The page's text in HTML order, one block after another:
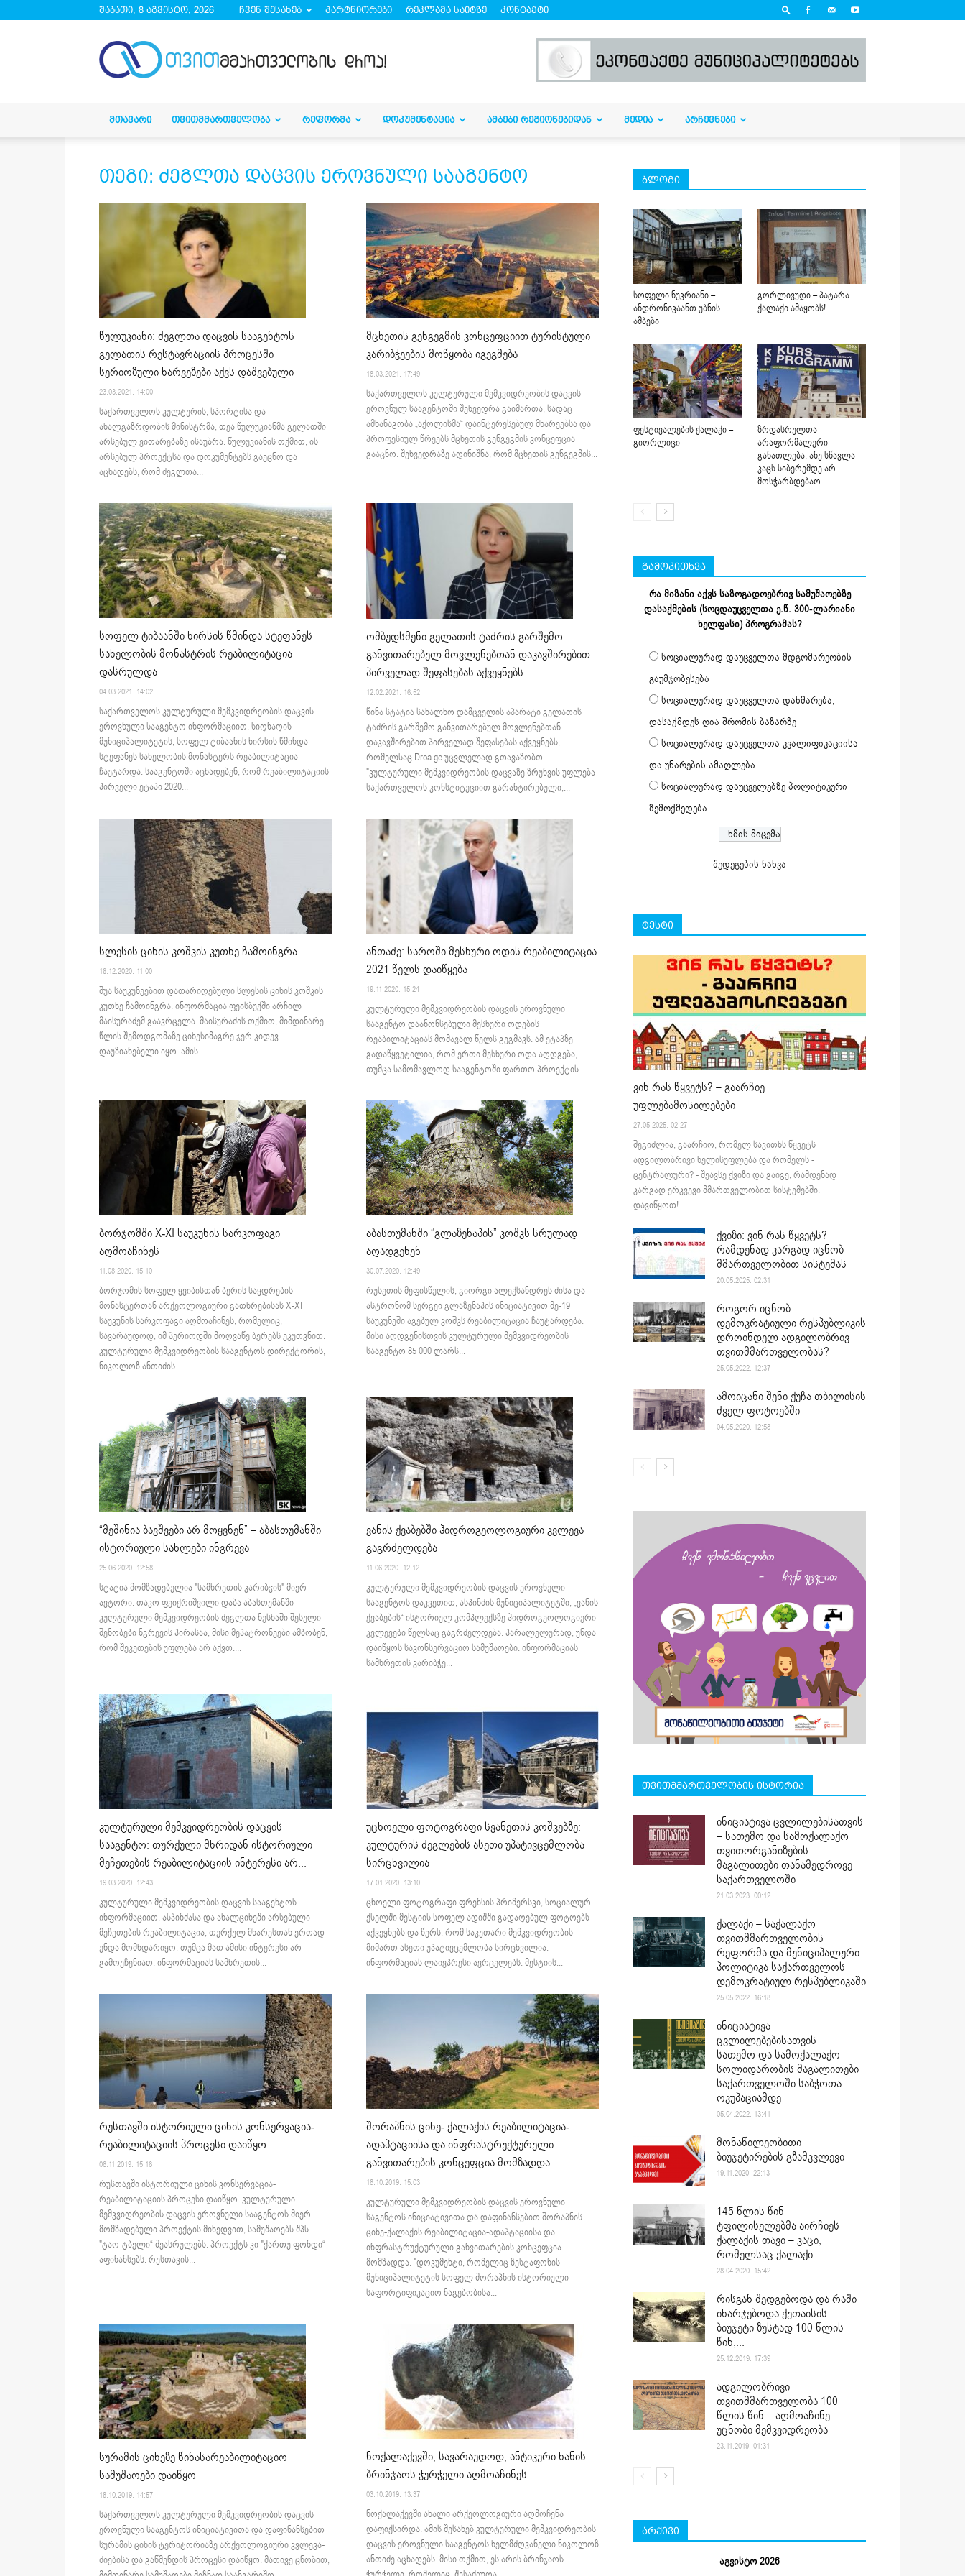
შაბათი, 8 აგვისტო, 2026 ჩვენ შესახებ პარტნიორები რეკლამა საიტზე კონტაქტი
ᲛᲗᲐᲕᲐᲠᲘ ᲗᲕᲘᲗᲛᲛᲐᲠᲗᲕᲔᲚᲝᲑᲐ ᲠᲔᲤᲝᲠᲛᲐ ᲓᲝᲙᲣᲛᲔᲜᲢᲐᲪᲘᲐ ᲐᲛᲑᲔᲑᲘ ᲠᲔᲒᲘᲝᲜᲔᲑᲘᲓᲐᲜ ᲛᲔᲓᲘᲐ ᲐᲠᲩᲔᲕᲜᲔᲑᲘ
თეგი: ძეგლთა დაცვის ეროვნული სააგენტო
წულუკიანი: ძეგლთა დაცვის სააგენტოს
გელათის რესტავრაციის პროცესში
სერიოზული ხარვეზები აქვს დაშვებული
23.03.2021. 14:00
საქართველოს კულტურის, სპორტისა და
ახალგაზრდობის მინისტრმა, თეა წულუკიანმა გელათში
არსებულ ვითარებაზე ისაუბრა. წულუკიანის თქმით, ის
არსებულ პროექტსა და დოკუმენტებს გაეცნო და
აცხადებს, რომ ძეგლთა...
მცხეთის გენგეგმის კონცეფციით ტურისტული
კარიბჭეების მოწყობა იგეგმება
18.03.2021. 17:49
საქართველოს კულტურული მემკვიდრეობის დაცვის
ეროვნულ სააგენტოში შეხვედრა გაიმართა, სადაც
ამხანაგობა „აქოლისმა“ დაინტერესებულ მხარეებსა და
პროფესიულ წრეებს მცხეთის გენგეგმის კონცეფცია
გააცნო. შეხვედრაზე აღინიშნა, რომ მცხეთის გენგეგმის...
სოფელ ტიბაანში ხირსის წმინდა სტეფანეს
სახელობის მონასტრის რეაბილიტაცია
დასრულდა
04.03.2021. 14:02
საქართველოს კულტურული მემკვიდრეობის დაცვის
ეროვნული სააგენტო ინფორმაციით, სიღნაღის
მუნიციპალიტეტის, სოფელ ტიბაანის ხირსის წმინდა
სტეფანეს სახელობის მონასტერს რეაბილიტაცია
ჩაუტარდა. სააგენტოში აცხადებენ, რომ რეაბილიტაციის
პირველი ეტაპი 2020...
ომბუდსმენი გელათის ტაძრის გარშემო
განვითარებულ მოვლენებთან დაკავშირებით
პირველად შეფასებას აქვეყნებს
12.02.2021. 16:52
წინა სტატია სახალხო დამცველის აპარატი გელათის
ტაძრის გარშემო განვითარებულ მოვლენებთან
დაკავშირებით პირველად შეფასებას აქვეყნებს,
რომელსაც Droa.ge უცვლელად გთავაზობთ.
"კულტურული მემკვიდრეობის დაცვაზე ზრუნვის უფლება
საქართველოს კონსტიტუციით გარანტირებული,...
სლესის ციხის კოშკის კუთხე ჩამოინგრა
16.12.2020. 11:00
შუა საუკუნეებით დათარიღებული სლესის ციხის კოშკის
კუთხე ჩამოინგრა. ინფორმაცია ფეისბუქში არჩილ
მაისურაძემ გაავრცელა. მაისურაძის თქმით, მიმდინარე
წლის შემოდგომაზე ციხესიმაგრე ჯერ კიდევ
დაუზიანებელი იყო. ამის...
ანთაძე: საროში მესხური ოდის რეაბილიტაცია
2021 წელს დაიწყება
19.11.2020. 15:24
კულტურული მემკვიდრეობის დაცვის ეროვნული
სააგენტო დაანონსებული მესხური ოდების
რეაბილიტაციას მომავალ წელს გეგმავს. ამ ეტაპზე
გადაწყვეტილია, რომ ერთი მესხური ოდა აღდგება,
თუმცა სამომავლოდ სააგენტოში ფართო პროექტის...
ბორჯომში X-XI საუკუნის სარკოფაგი
აღმოაჩინეს
11.08.2020. 15:10
ბორჯომის სოფელ ყვიბისთან ბერის საყდრების
მონასტერთან არქეოლოგიური გათხრებისას X-XI
საუკუნის სარკოფაგი აღმოაჩინეს, რომელიც,
სავარაუდოდ, იმ პერიოდში მოღვაწე ბერებს ეკუთვნით.
კულტურული მემკვიდრეობის სააგენტოს დირექტორის,
ნიკოლოზ ანთიძის...
აბასთუმანში “გლაზენაპის” კოშკს სრულად
აღადგენენ
30.07.2020. 12:49
რუსეთის მეფისწულის, გიორგი ალექსანდრეს ძისა და
ასტრონომ სერგეი გლაზენაპის ინიციატივით მე-19
საუკუნეში აგებულ კოშკს რეაბილიტაცია ჩაუტარდება.
მისი აღდგენისთვის კულტურული მემკვიდრეობის
სააგენტო 85 000 ლარს...
“მეშინია ბავშვები არ მოყვნენ” – აბასთუმანში
ისტორიული სახლები ინგრევა
25.06.2020. 12:58
სტატია მომზადებულია "სამხრეთის კარიბჭის" მიერ
ავტორი: თაკო ფეიქრიშვილი დაბა აბასთუმანში
კულტურული მემკვიდრეობის ძეგლთა ნუსხაში შესული
შენობები ნგრევის პირასაა, მისი მეპატრონეები ამბობენ,
რომ შეკეთების უფლება არ აქვთ....
ვანის ქვაბებში ჰიდროგეოლოგიური კვლევა
გაგრძელდება
11.06.2020. 12:12
კულტურული მემკვიდრეობის დაცვის ეროვნული
სააგენტოს დაკვეთით, ასპინძის მუნიციპალიტეტში, „ვანის
ქვაბების“ ისტორიულ კომპლექსზე ჰიდროგეოლოგიური
კვლევები წელსაც გაგრძელდება. პარალელურად, უნდა
დაიწყოს საკონსერვაციო სამუშაოები. ინფორმაციას
სამხრეთის კარიბჭე...
კულტურული მემკვიდრეობის დაცვის
სააგენტო: თურქული მხრიდან ისტორიული
მეჩეთების რეაბილიტაციის ინტერესი არ...
19.03.2020. 12:43
კულტურული მემკვიდრეობის დაცვის სააგენტოს
ინფორმაციით, ასპინძასა და ახალციხეში არსებული
მეჩეთების რეაბილიტაცია, თურქულ მხარესთან ერთად
უნდა მომხდარიყო, თუმცა მათ ამისი ინტერესი არ
გამოუჩენიათ. ინფორმაციას სამხრეთის...
უცხოელი ფოტოგრაფი სვანეთის კოშკებზე:
კულტურის ძეგლების ასეთი უპატივცემლობა
სირცხვილია
17.01.2020. 13:10
ცხოელი ფოტოგრაფი ფრენსის პრიმერსკი, სოციალურ
ქსელში მესტიის სოფელ ადიშში გადაღებულ ფოტოებს
აქვეყნებს და წერს, რომ საკუთარი მემკვიდრეობის
მიმართ ასეთი უპატივცემლობა სირცხვილია.
ინფორმაციას ლაივპრესი ავრცელებს. მესტიის...
რუსთავში ისტორიული ციხის კონსერვაცია-
რეაბილიტაციის პროცესი დაიწყო
06.11.2019. 15:16
რუსთავში ისტორიული ციხის კონსერვაცია-
რეაბილიტაციის პროცესი დაიწყო. კულტურული
მემკვიდრეობის დაცვის ეროვნული სააგენტოს მიერ
მომზადებული პროექტის მიხედვით, სამუშაოებს შპს
"ტაო-ტბელი“ შეასრულებს. პროექტს კი "ქართუ ფონდი“
აფინანსებს. რუსთავის...
შორაპნის ციხე- ქალაქის რეაბილიტაცია-
ადაპტაციისა და ინფრასტრუქტურული
განვითარების კონცეფცია მომზადდა
18.10.2019. 15:03
კულტურული მემკვიდრეობის დაცვის ეროვნული
საგენტოს ინიციატივითა და დაფინანსებით შორაპნის
ციხე-ქალაქის რეაბილიტაცია-ადაპტაციისა და
ინფრასტრუქტურული განვითარების კონცეფცია
მომზადდა. "დოკუმენტი, რომელიც ზესტაფონის
მუნიციპალიტეტის სოფელ შორაპნის ისტორიული
საფორტიფიკაციო ნაგებობისა...
სურამის ციხეზე წინასარეაბილიტაციო
სამუშაოები დაიწყო
18.10.2019. 14:57
საქართველოს კულტურული მემკვიდრეობის დაცვის
ეროვნული სააგენტოს ინიციატივითა და დაფინანსებით
სურამის ციხის ტერიტორიაზე არქეოლოგიური კვლევა-
ძიებისა და გაწმენდის პროცესი დაიწყო. მათივე ცნობით,
ნოქალაქევში, სავარაუდოდ, ანტიკური ხანის
ბრინჯაოს ჭურჭელი აღმოაჩინეს
03.10.2019. 13:37
ნოქალაქევში ახალი არქეოლოგიური აღმოჩენა
დაფიქსირდა. ამის შესახებ კულტურული მემკვიდრეობის
დაცვის ეროვნული სააგენტოს ხელმძღვანელი ნიკოლოზ
ანთიძე აცხადებს. მისი თქმით, ეს არის ბრინჯაოს
ბლოგი
სოფელი ნუკრიანი –
ანდრონიკაანთ უბნის
ამბები
გორლივუდი – პატარა
ქალაქი ამაყობს!
ფესტივალების ქალაქი –
გიორლიცი
ზრდასრულთა
არაფორმალური
განათლება, ანუ სწავლა
კაცს სიბერემდე არ
მოსჭარბდებაო
გამოკითხვა
რა მიზანი აქვს საზოგადოებრივ სამუშაოებზე
დასაქმების (სოცდაუცველთა ე.წ. 300-ლარიანი
ხელფასი) პროგრამას?
სოციალურად დაუცველთა მდგომარეობის
გაუმჯობესება
სოციალურად დაუცველთა დახმარება,
დასაქმდეს ღია შრომის ბაზარზე
სოციალურად დაუცველთა კვალიფიკაციისა
და უნარების ამაღლება
სოციალურად დაუცველებზე პოლიტიკური
ზემოქმედება
შედეგების ნახვა
ტესტი
ვინ რას წყვეტს? – გაარჩიე
უფლებამოსილებები
27.05.2025. 02:27
შეგიძლია, გაარჩიო, რომელ საკითხს წყვეტს
ადგილობრივი ხელისუფლება და რომელს -
ცენტრალური? - შეავსე ქვიზი და გაიგე, რამდენად
კარგად ერკვევი მმართველობით სისტემებში.
დავიწყოთ!
ქვიზი: ვინ რას წყვეტს? –
რამდენად კარგად იცნობ
მმართველობით სისტემას
20.05.2025. 02:31
როგორ იცნობ
დემოკრატიული რესპუბლიკის
დროინდელ ადგილობრივ
თვითმმართველობას?
25.05.2022. 12:37
ამოიცანი შენი ქუჩა თბილისის
ძველ ფოტოებში
04.05.2020. 12:58
თვითმმართველობის ისტორია
ინიციატივა ცვლილებისათვის
– სათემო და სამოქალაქო
თვითორგანიზების
მაგალითები თანამედროვე
საქართველოში
21.03.2023. 00:12
ქალაქი – საქალაქო
თვითმმართველობის
რეფორმა და მუნიციპალური
პოლიტიკა საქართველოს
დემოკრატიულ რესპუბლიკაში
25.05.2022. 16:18
ინიციატივა
ცვლილებებისათვის –
სათემო და სამოქალაქო
სოლიდარობის მაგალითები
საქართველოში საბჭოთა
ოკუპაციამდე
05.04.2022. 13:41
მონაწილეობითი
ბიუჯეტირების გზამკვლევი
19.11.2020. 22:13
145 წლის წინ
ტფილისელებმა აირჩიეს
ქალაქის თავი – კაცი,
რომელსაც ქალაქი...
28.04.2020. 15:42
რისგან შედგებოდა და რაში
იხარჯებოდა ქუთაისის
ბიუჯეტი ზუსტად 100 წლის
წინ,...
25.12.2019. 17:39
ადგილობრივი
თვითმმართველობა 100
წლის წინ – აღმოაჩინე
უცნობი მემკვიდრეობა
23.11.2019. 01:31
არქივი
აგვისტო 2026